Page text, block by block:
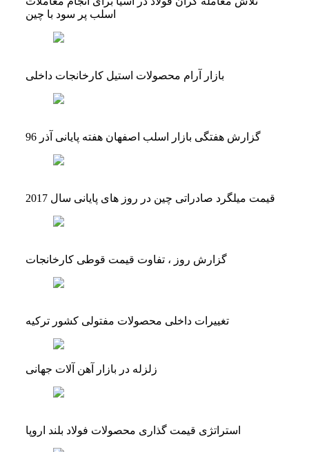
اسلب پر سود با چین
بازار آرام محصولات استیل کارخانجات داخلی
گزارش هفتگی بازار اسلب اصفهان هفته پایانی آذر 96
قیمت میلگرد صادراتی چین در روز های پایانی سال 2017
گزارش روز ، تفاوت قیمت قوطی کارخانجات
تغییرات داخلی محصولات مفتولی کشور ترکیه
زلزله در بازار آهن آلات جهانی
استراتژی قیمت گذاری محصولات فولاد بلند اروپا